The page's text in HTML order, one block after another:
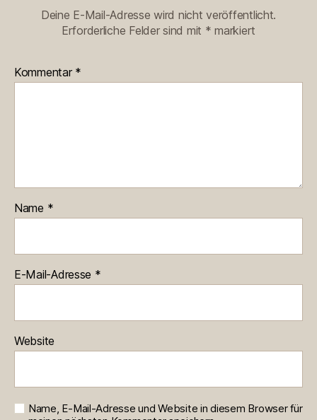
Deine E-Mail-Adresse wird nicht veröffentlicht.
Erforderliche Felder sind mit * markiert
Kommentar *
Name *
E-Mail-Adresse *
Website
Name, E-Mail-Adresse und Website in diesem Browser für